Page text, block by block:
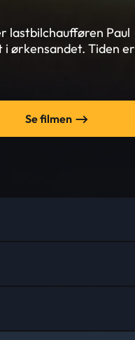
lastbilchaufføren Paul
i ørkensandet. Tiden er
Se filmen